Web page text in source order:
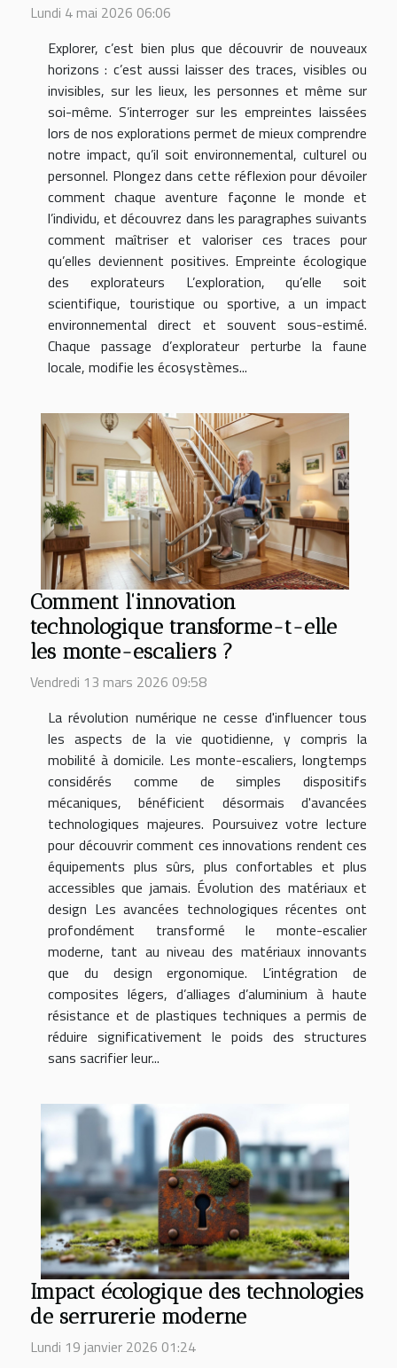
Lundi 4 mai 2026 06:06
Explorer, c’est bien plus que découvrir de nouveaux
horizons : c’est aussi laisser des traces, visibles ou
invisibles, sur les lieux, les personnes et même sur
soi-même. S’interroger sur les empreintes laissées
lors de nos explorations permet de mieux comprendre
notre impact, qu’il soit environnemental, culturel ou
personnel. Plongez dans cette réflexion pour dévoiler
comment chaque aventure façonne le monde et
l’individu, et découvrez dans les paragraphes suivants
comment maîtriser et valoriser ces traces pour
qu’elles deviennent positives. Empreinte écologique
des explorateurs L’exploration, qu’elle soit
scientifique, touristique ou sportive, a un impact
environnemental direct et souvent sous-estimé.
Chaque passage d’explorateur perturbe la faune
locale, modifie les écosystèmes...
Comment l'innovation
technologique transforme-t-elle
les monte-escaliers ?
Vendredi 13 mars 2026 09:58
La révolution numérique ne cesse d'influencer tous
les aspects de la vie quotidienne, y compris la
mobilité à domicile. Les monte-escaliers, longtemps
considérés comme de simples dispositifs
mécaniques, bénéficient désormais d'avancées
technologiques majeures. Poursuivez votre lecture
pour découvrir comment ces innovations rendent ces
équipements plus sûrs, plus confortables et plus
accessibles que jamais. Évolution des matériaux et
design Les avancées technologiques récentes ont
profondément transformé le monte-escalier
moderne, tant au niveau des matériaux innovants
que du design ergonomique. L’intégration de
composites légers, d’alliages d’aluminium à haute
résistance et de plastiques techniques a permis de
réduire significativement le poids des structures
sans sacrifier leur...
Impact écologique des technologies
de serrurerie moderne
Lundi 19 janvier 2026 01:24